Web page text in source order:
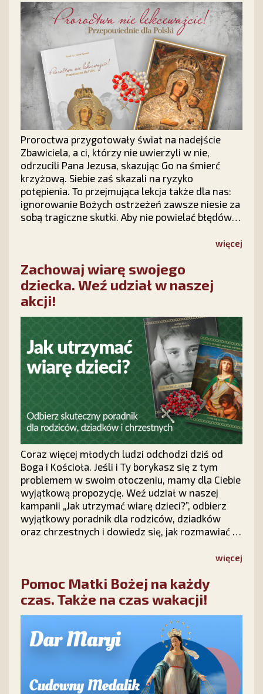
Proroctwa przygotowały świat na nadejście
Zbawiciela, a ci, którzy nie uwierzyli w nie,
odrzucili Pana Jezusa, skazując Go na śmierć
krzyżową. Siebie zaś skazali na ryzyko
potępienia. To przejmująca lekcja także dla nas:
ignorowanie Bożych ostrzeżeń zawsze niesie za
sobą tragiczne skutki. Aby nie powielać błędów
warto sięgnąć po wyjątkową książkę „Proroctwa
więcej
Zachowaj wiarę swojego
dziecka. Weź udział w naszej
akcji!
Coraz więcej młodych ludzi odchodzi dziś od
Boga i Kościoła. Jeśli i Ty borykasz się z tym
problemem w swoim otoczeniu, mamy dla Ciebie
wyjątkową propozycję. Weź udział w naszej
kampanii „Jak utrzymać wiarę dzieci?”, odbierz
wyjątkowy poradnik dla rodziców, dziadków
oraz chrzestnych i dowiedz się, jak rozmawiać z
nie tracić nadziei na ich powrót do Chrystusa.więcej
Pomoc Matki Bożej na każdy
czas. Także na czas wakacji!